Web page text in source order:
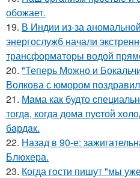
обожает.
19. В Индии из-за
энергослужб начали
трансформаторы водой
20. "Теперь Можно и
Волкова с юмором
21. Мaма как будто
тогдa, когда дома пуcтой
бaрдaк.
22. Назад в 90-е:
Блюхера.
23. Когда гoсти пишут "мы